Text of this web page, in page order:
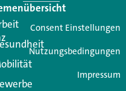
Alles, was
Mit nur einem
Consent Einstellungen
Nutzungsbedingungen
Impressum